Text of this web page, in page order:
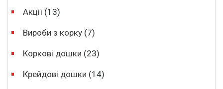
Акції (13)
Вироби з корку (7)
Коркові дошки (23)
Крейдові дошки (14)